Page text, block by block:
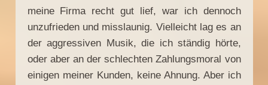
meine Firma recht gut lief, war ich dennoch
unzufrieden und misslaunig. Vielleicht lag es an
der aggressiven Musik, die ich ständig hörte,
oder aber an der schlechten Zahlungsmoral von
einigen meiner Kunden, keine Ahnung. Aber ich